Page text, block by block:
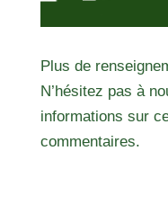
Plus de
N’hésitez pas à
informations sur
commentaires.